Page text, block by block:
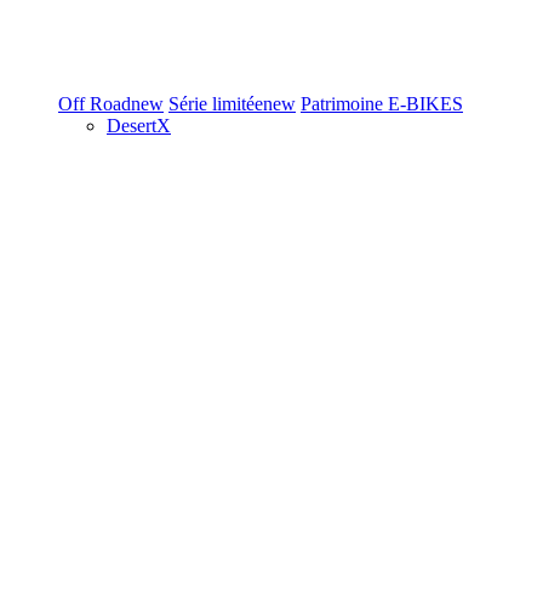
Off Roadnew Série limitéenew Patrimoine E-BIKES
DesertX